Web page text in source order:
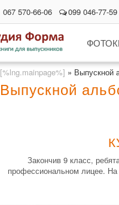
067 570-66-06 099 046-77-59
[%lng.mainpage%] » Выпускной
Выпускной
Закончив 9 класс,
профессиональном лицее.